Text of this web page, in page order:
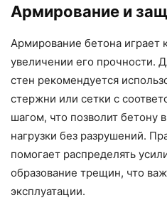
Армирование и
Армирование бетона играет
увеличении его прочности.
стен рекомендуется
стержни или сетки с
шагом, что позволит бетону
нагрузки без разрушений.
помогает распределять
образование трещин, что
эксплуатации.